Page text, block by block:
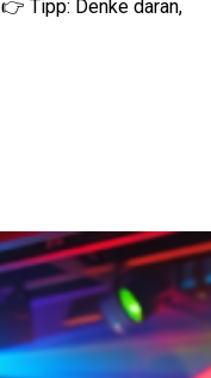
Tipp: Denke daran,